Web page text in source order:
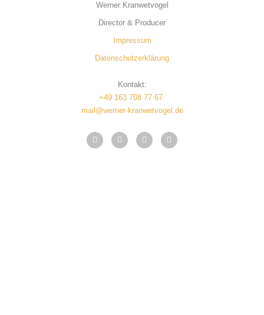
Werner Kranwetvogel
Director & Producer
Impressum
Datenschutzerklärung
Kontakt:
+49 163 708 77 67
mail@werner-kranwetvogel.de